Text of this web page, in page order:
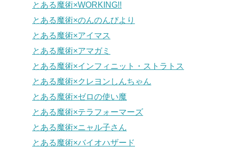
とある魔術×WORKING!!
とある魔術×のんのんびより
とある魔術×アイマス
とある魔術×アマガミ
とある魔術×インフィニット・ストラトス
とある魔術×クレヨンしんちゃん
とある魔術×ゼロの使い魔
とある魔術×テラフォーマーズ
とある魔術×ニャル子さん
とある魔術×バイオハザード